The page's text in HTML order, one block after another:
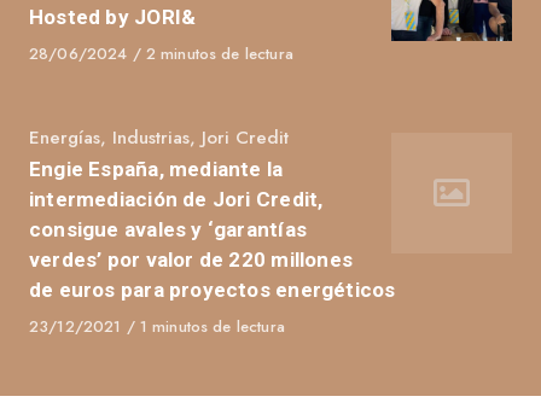
Hosted by JORI&
Published
28/06/2024 2 minutos de lectura
Category
Energías, Industrias, Jori Credit
Engie España, mediante la
intermediación de Jori Credit,
consigue avales y ‘garantías
verdes’ por valor de 220 millones
de euros para proyectos energéticos
Published
23/12/2021 1 minutos de lectura